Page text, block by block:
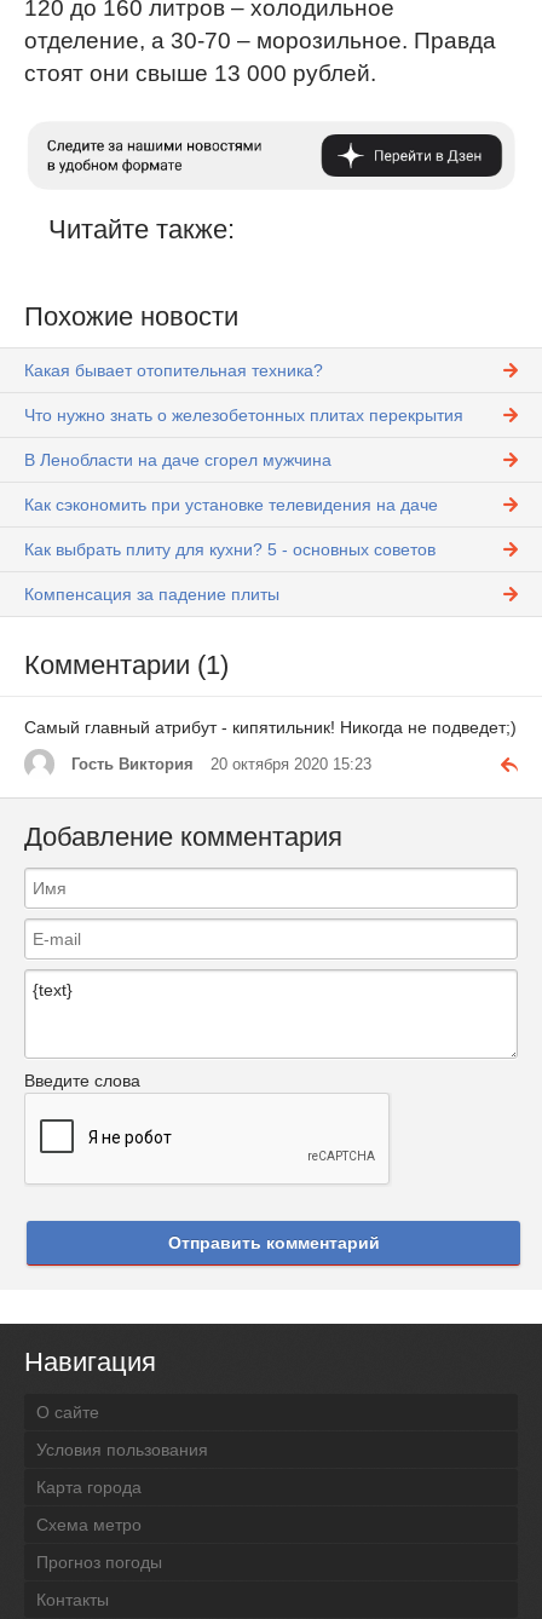
120 до 160 литров – холодильное
отделение, а 30-70 – морозильное. Правда
стоят они свыше 13 000 рублей.
Читайте также:
Похожие новости
Какая бывает отопительная техника?
Что нужно знать о железобетонных плитах перекрытия
В Ленобласти на даче сгорел мужчина
Как сэкономить при установке телевидения на даче
Как выбрать плиту для кухни? 5 - основных советов
Компенсация за падение плиты
Комментарии (1)
Самый главный атрибут - кипятильник! Никогда не подведет;)
Гость Виктория 20 октября 2020 15:23
Добавление комментария
Введите слова
Отправить комментарий
Навигация
О сайте
Условия пользования
Карта города
Схема метро
Прогноз погоды
Контакты